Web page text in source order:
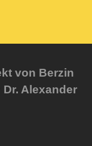
von Berzin
Alexander